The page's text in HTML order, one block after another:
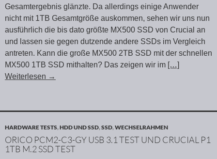
Gesamtergebnis glänzte. Da allerdings einige Anwender
nicht mit 1TB Gesamtgröße auskommen, sehen wir uns nun
ausführlich die bis dato größte MX500 SSD von Crucial an
und lassen sie gegen dutzende andere SSDs im Vergleich
antreten. Kann die große MX500 2TB SSD mit der schnellen
MX500 1TB SSD mithalten? Das zeigen wir im […]
Weiterlesen →
HARDWARE TESTS,HDD UND SSD,SSD,WECHSELRAHMEN
ORICO PCM2-C3-GY USB 3.1 TEST UND CRUCIAL P1
1TB M.2 SSD TEST